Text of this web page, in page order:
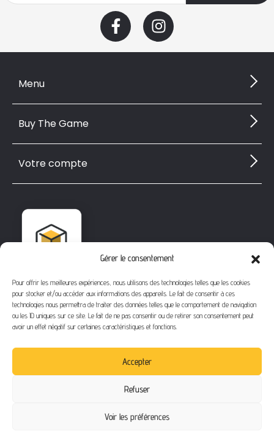
Gérer le consentement
Pour offrir les meilleures expériences, nous utilisons des technologies telles que les cookies
pour stocker et/ou accéder aux informations des appareils. Le fait de consentir à ces
technologies nous permettra de traiter des données telles que le comportement de navigation
ou les ID uniques sur ce site. Le fait de ne pas consentir ou de retirer son consentement peut
avoir un effet négatif sur certaines caractéristiques et fonctions.
Accepter
Refuser
Voir les préférences
1112 Bd Fernand Darchicourt
62110 Hénin-Beaumont
Téléphone: 03 21 67 24 31
Menu
Buy The Game
Votre compte